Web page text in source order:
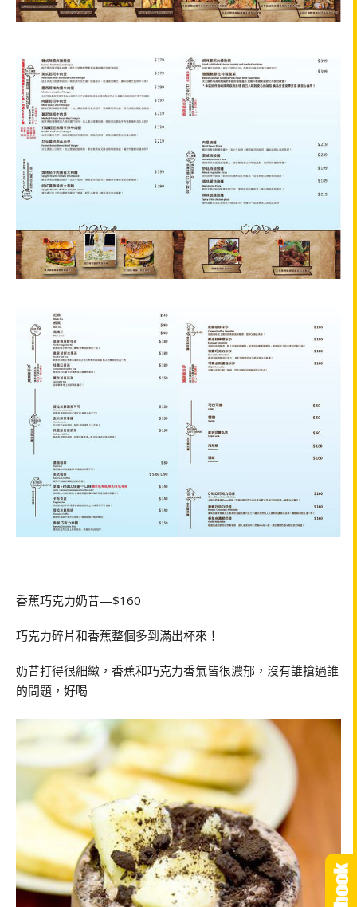
香蕉巧克力奶昔—$160
巧克力碎片和香蕉整個多到滿出杯來！
奶昔打得很細緻，香蕉和巧克力香氣皆很濃郁，沒有誰搶過誰
的問題，好喝